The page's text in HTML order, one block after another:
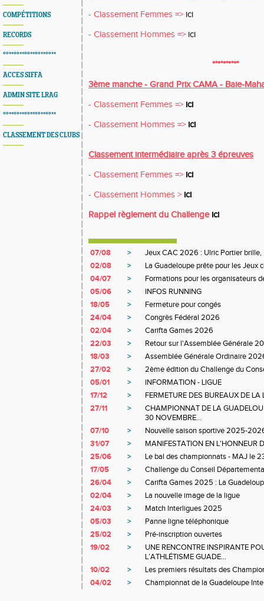
COMPÉTITIONS
RECORDS
°°**°°**°°**°°**°°**
ACCES SIFFA
ADMIN SITE LRAG
°°**°°**°°**°°**°°**
CLASSEMENT DES CLUBS
- Classement Femmes => ici
- Classement Hommes => ici
*°*°*°*°*°
3ème manche - Grand Prix CAMA - Baie-
- Classement Femmes => ici
- Classement Hommes => ici
Classement intermédiaire après 3 épreuves
- Classement Femmes => ici
- Classement Hommes > ici
Rappel règlement du Challenge ici
07/08 >
Jeux CAC 2026 : Ulric Portier
02/08
>
La Guadeloupe prête pour les Jeux
04/07
>
Formations pour les organisateurs
05/06
>
INFOS RUNNING
18/05
>
Fermeture pour congés
24/04
>
Congrès Fédéral 2026
02/04
>
Carifta Games 2026
22/03
>
Retour sur l'Assemblée Générale
18/03
>
Assemblée Générale Ordinaire
27/02
>
2ème édition du Challenge du
05/01
>
INFORMATION - LIGUE
17/12
>
FERMETURE DES BUREAUX DE LA
27/11
>
CHAMPIONNAT DE LA
30 NOVEMBRE...
07/10
>
Nouvelle saison sportive 2025-
31/07
>
MANIFESTATION EN L'HONNEUR
25/06
>
Le bal des championnats - MAJ le
17/05
>
Challenge du Conseil
26/04
>
Carifta Games 2025 : La
02/04
>
La nouvelle image de la ligue
24/03
>
Match Interligues 2025
05/03
>
Panne ligne téléphonique
25/02
>
Pré-inscription ouvertes
19/02
>
UNE RENCONTRE INSPIRANTE
L’ATHLÉTISME GUADE...
10/02
>
Les premiers résultats des
04/02
> Championnat de la Guadeloupe